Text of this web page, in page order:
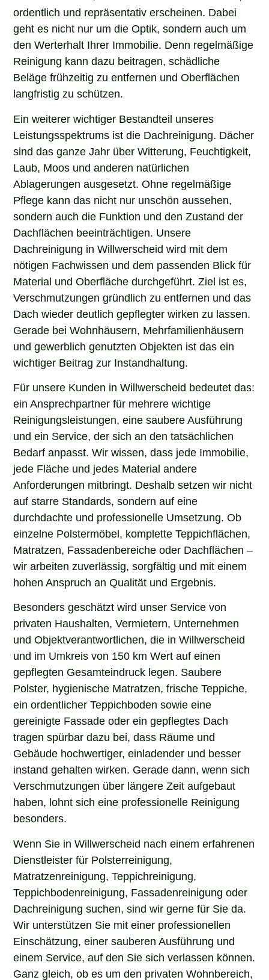
ordentlich und repräsentativ erscheinen. Dabei
geht es nicht nur um die Optik, sondern auch um
den Werterhalt Ihrer Immobilie. Denn regelmäßige
Reinigung kann dazu beitragen, schädliche
Beläge frühzeitig zu entfernen und Oberflächen
langfristig zu schützen.
Ein weiterer wichtiger Bestandteil unseres
Leistungsspektrums ist die Dachreinigung. Dächer
sind das ganze Jahr über Witterung, Feuchtigkeit,
Laub, Moos und anderen natürlichen
Ablagerungen ausgesetzt. Ohne regelmäßige
Pflege kann das nicht nur unschön aussehen,
sondern auch die Funktion und den Zustand der
Dachflächen beeinträchtigen. Unsere
Dachreinigung in Willwerscheid wird mit dem
nötigen Fachwissen und dem passenden Blick für
Material und Oberfläche durchgeführt. Ziel ist es,
Verschmutzungen gründlich zu entfernen und das
Dach wieder deutlich gepflegter wirken zu lassen.
Gerade bei Wohnhäusern, Mehrfamilienhäusern
und gewerblich genutzten Objekten ist das ein
wichtiger Beitrag zur Instandhaltung.
Für unsere Kunden in Willwerscheid bedeutet das:
ein Ansprechpartner für mehrere wichtige
Reinigungsleistungen, eine saubere Ausführung
und ein Service, der sich an den tatsächlichen
Bedarf anpasst. Wir wissen, dass jede Immobilie,
jede Fläche und jedes Material andere
Anforderungen mitbringt. Deshalb setzen wir nicht
auf starre Standards, sondern auf eine
durchdachte und professionelle Umsetzung. Ob
einzelne Polstermöbel, komplette Teppichflächen,
Matratzen, Fassadenbereiche oder Dachflächen –
wir arbeiten zuverlässig, sorgfältig und mit einem
hohen Anspruch an Qualität und Ergebnis.
Besonders geschätzt wird unser Service von
privaten Haushalten, Vermietern, Unternehmen
und Objektverantwortlichen, die in Willwerscheid
und im Umkreis von 150 km Wert auf einen
gepflegten Gesamteindruck legen. Saubere
Polster, hygienische Matratzen, frische Teppiche,
ein ordentlicher Teppichboden sowie eine
gereinigte Fassade oder ein gepflegtes Dach
tragen spürbar dazu bei, dass Räume und
Gebäude hochwertiger, einladender und besser
instand gehalten wirken. Gerade dann, wenn sich
Verschmutzungen über längere Zeit aufgebaut
haben, lohnt sich eine professionelle Reinigung
besonders.
Wenn Sie in Willwerscheid nach einem erfahrenen
Dienstleister für Polsterreinigung,
Matratzenreinigung, Teppichreinigung,
Teppichbodenreinigung, Fassadenreinigung oder
Dachreinigung suchen, sind wir gerne für Sie da.
Wir unterstützen Sie mit einer professionellen
Einschätzung, einer sauberen Ausführung und
einem Service, auf den Sie sich verlassen können.
Ganz gleich, ob es um den privaten Wohnbereich,